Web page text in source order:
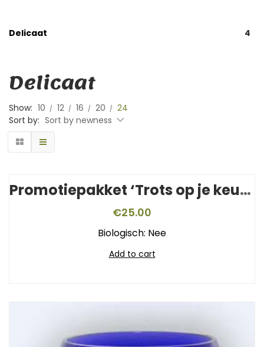
Delicaat 4
Delicaat
Show: 10 12 16 20
24
Sort by: Sort by newness
Promotiepakket ‘Trots op je keurmerk’
€25.00
Biologisch: Nee
Add to cart